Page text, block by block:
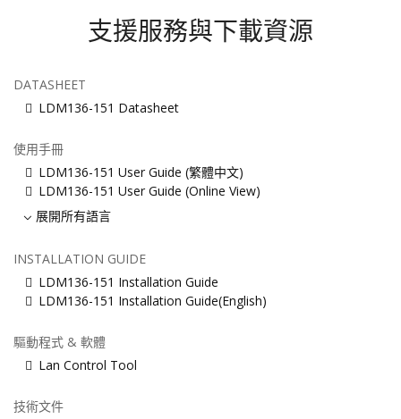
支援服務與下載資源
DATASHEET
LDM136-151 Datasheet
使用手冊
LDM136-151 User Guide (繁體中文)
LDM136-151 User Guide (Online View)
展開所有語言
INSTALLATION GUIDE
LDM136-151 Installation Guide
LDM136-151 Installation Guide(English)
驅動程式 & 軟體
Lan Control Tool
技術文件